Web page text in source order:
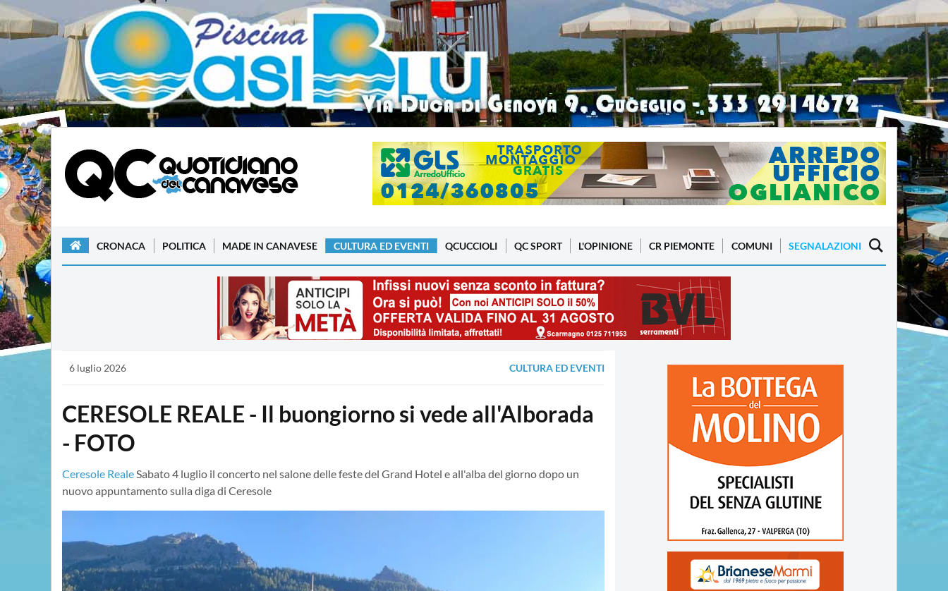
CRONACA POLITICA MADE IN CANAVESE CULTURA ED EVENTI QCUCCIOLI QC SPORT L'OPINIONE CR PIEMONTE COMUNI SEGNALAZIONI
6 luglio 2026 CULTURA ED EVENTI
CERESOLE REALE - Il buongiorno si vede all'Alborada
- FOTO
Ceresole RealeSabato 4 luglio il concerto nel salone delle feste del Grand Hotel e all'alba del giorno dopo un
nuovo appuntamento sulla diga di Ceresole